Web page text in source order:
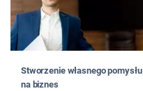
Stworzenie własnego pomysłu
na biznes